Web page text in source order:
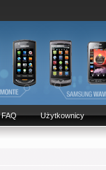
FAQ Użytkownicy